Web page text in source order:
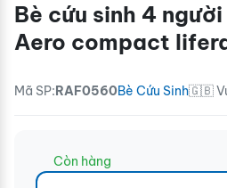
Bè cứu sinh 4
Aero compact
Mã SP:RAF0560Bè Cứu Sinh🇬🇧
Còn hàng